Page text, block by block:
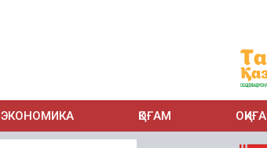
ЭКОНОМИКА ҚОҒАМ ОҚИҒА